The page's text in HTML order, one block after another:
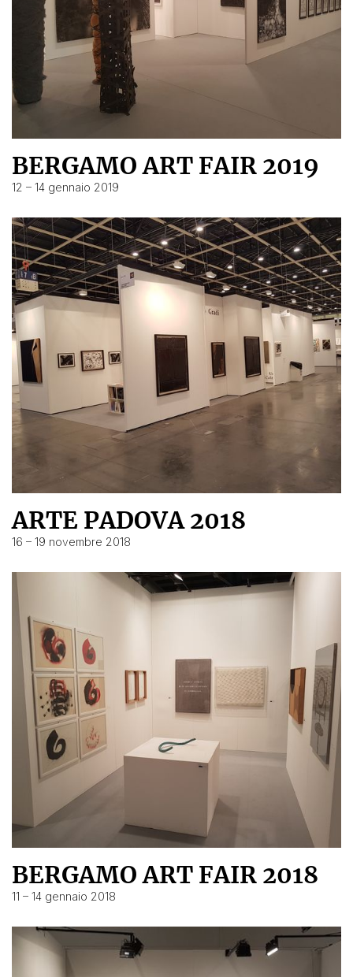
BERGAMO ART FAIR 2019
12 – 14 gennaio 2019
ARTE PADOVA 2018
16 – 19 novembre 2018
BERGAMO ART FAIR 2018
11 – 14 gennaio 2018